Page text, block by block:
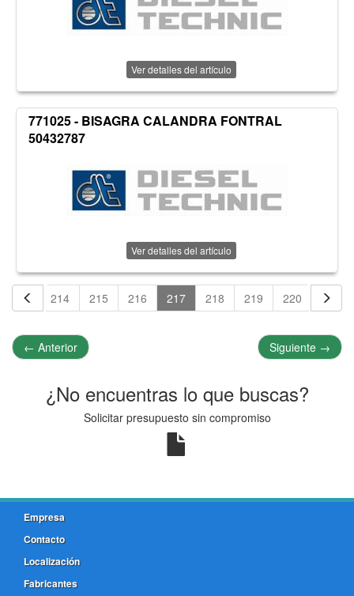
Ver detalles del artículo
771025 - BISAGRA CALANDRA FONTRAL
50432787
Ver detalles del artículo
213 214 215 216 217 218 219 220 221
← Anterior Siguiente →
¿No encuentras lo que buscas?
Solicitar presupuesto sin compromiso
Empresa
Contacto
Localización
Fabricantes